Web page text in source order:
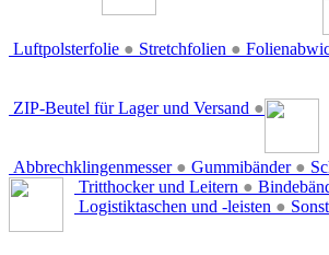
Luftpolsterfolie ● Stretchfolien ●
ZIP-Beutel für Lager und Versand ●
Abbrechklingenmesser ● Gummibänder ●
Tritthocker und Leitern ●
Logistiktaschen und -leisten ●